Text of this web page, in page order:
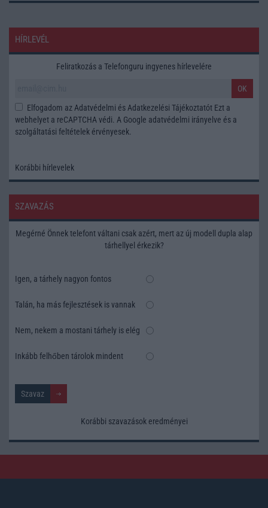
HÍRLEVÉL
Feliratkozás a Telefonguru ingyenes hírlevelére
OK
Elfogadom az Adatvédelmi és Adatkezelési Tájékoztatót Ezt a
webhelyet a reCAPTCHA védi. A Google adatvédelmi irányelve és a
szolgáltatási feltételek érvényesek.
Korábbi hírlevelek
SZAVAZÁS
Megérné Önnek telefont váltani csak azért, mert az új modell dupla alap
tárhellyel érkezik?
Igen, a tárhely nagyon fontos
Talán, ha más fejlesztések is vannak
Nem, nekem a mostani tárhely is elég
Inkább felhőben tárolok mindent
Korábbi szavazások eredményei